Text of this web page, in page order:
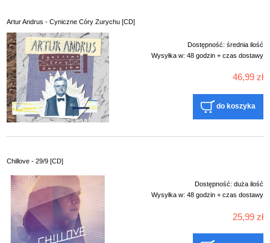
Artur Andrus - Cyniczne Córy Zurychu [CD]
Dostępność: średnia ilość
Wysyłka w: 48 godzin + czas dostawy
46,99 zł
do koszyka
Chillove - 29/9 [CD]
Dostępność: duża ilość
Wysyłka w: 48 godzin + czas dostawy
25,99 zł